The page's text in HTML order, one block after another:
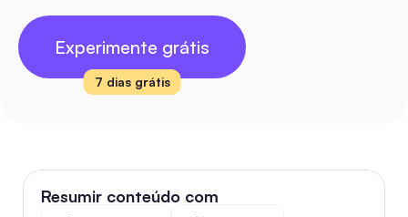
Experimente grátis
7 dias grátis
Resumir conteúdo com